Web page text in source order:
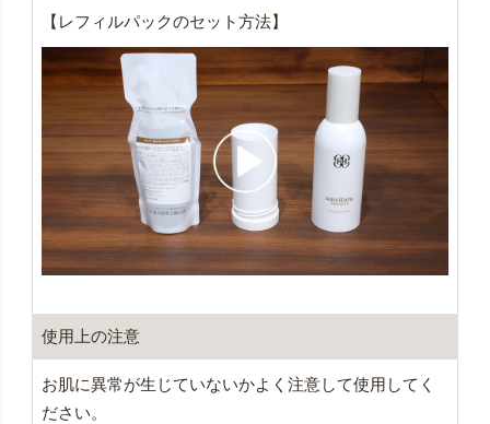
【レフィルパックのセット方法】
使用上の注意
お肌に異常が生じていないかよく注意して使用してく
ださい。